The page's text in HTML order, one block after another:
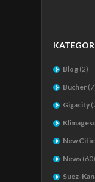
Blog (2)
Bücher
Gigacity
New
News (60)
Suez-